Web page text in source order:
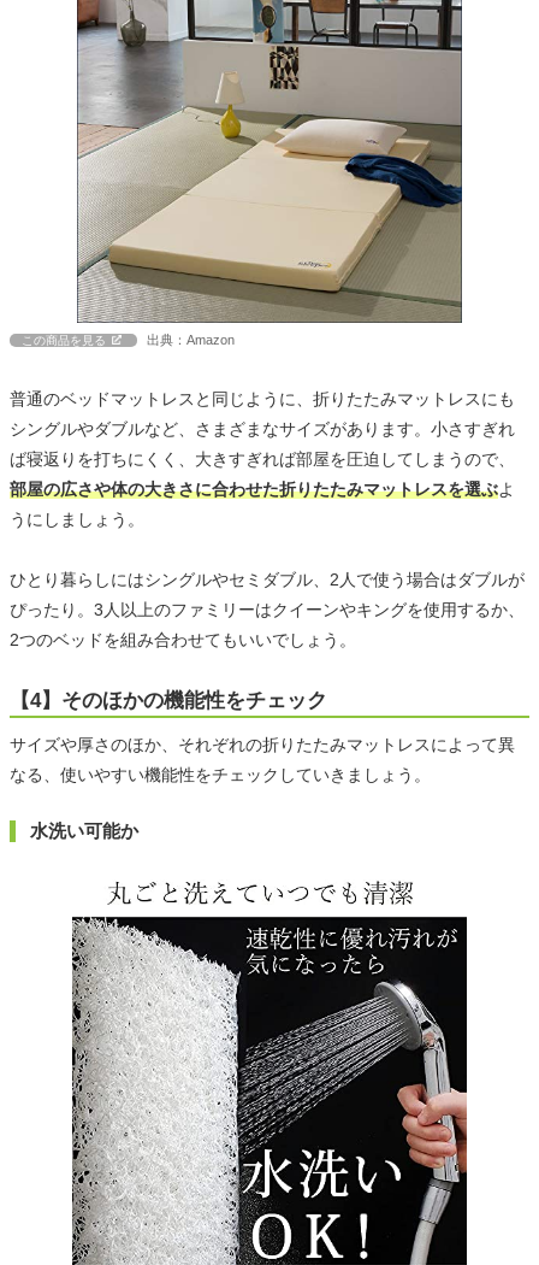
この商品を見る 出典：Amazon
普通のベッドマットレスと同じように、折りたたみマットレスにも
シングルやダブルなど、さまざまなサイズがあります。小さすぎれ
ば寝返りを打ちにくく、大きすぎれば部屋を圧迫してしまうので、
部屋の広さや体の大きさに合わせた折りたたみマットレスを選ぶよ
うにしましょう。
ひとり暮らしにはシングルやセミダブル、2人で使う場合はダブルが
ぴったり。3人以上のファミリーはクイーンやキングを使用するか、
2つのベッドを組み合わせてもいいでしょう。
【4】そのほかの機能性をチェック
サイズや厚さのほか、それぞれの折りたたみマットレスによって異
なる、使いやすい機能性をチェックしていきましょう。
水洗い可能か